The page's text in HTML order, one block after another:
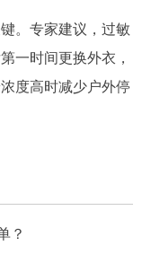
我要建议
。专家建议，过敏
一时间更换外衣，
度高时减少户外停
？